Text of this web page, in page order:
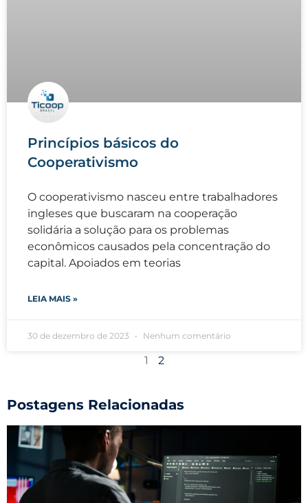
Princípios básicos do
Cooperativismo
O cooperativismo nasceu entre trabalhadores
ingleses que buscaram na cooperação
solidária a solução para os problemas
econômicos causados pela concentração do
capital. Apoiados em teorias
LEIA MAIS »
30 de dezembro de 2023 Nenhum comentário
1 2
Postagens Relacionadas